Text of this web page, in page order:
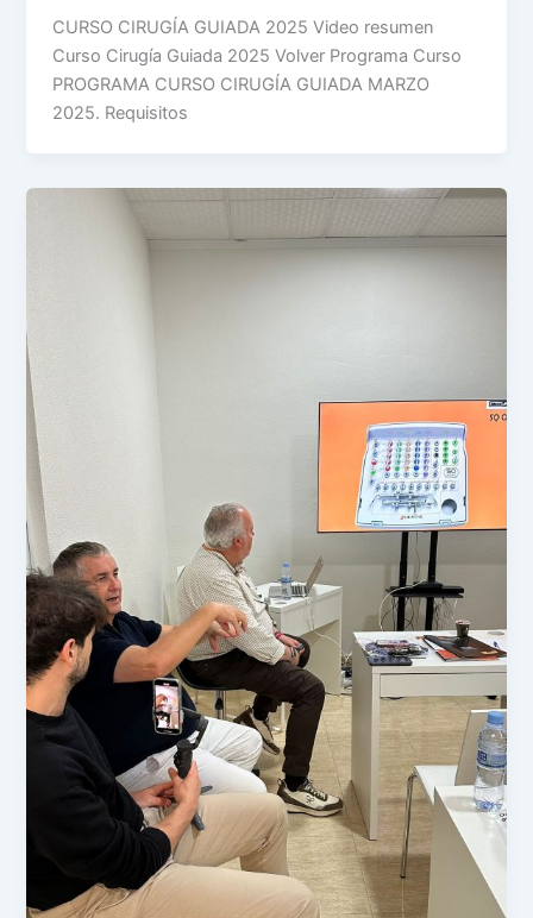
CURSO CIRUGÍA GUIADA 2025 Video resumen
Curso Cirugía Guiada 2025 Volver Programa Curso
PROGRAMA CURSO CIRUGÍA GUIADA MARZO
2025. Requisitos